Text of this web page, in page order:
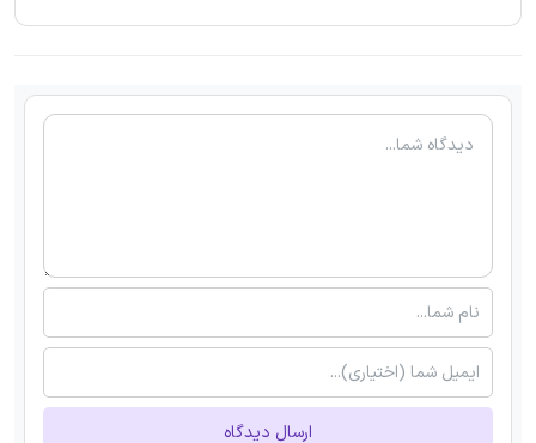
ارسال دیدگاه